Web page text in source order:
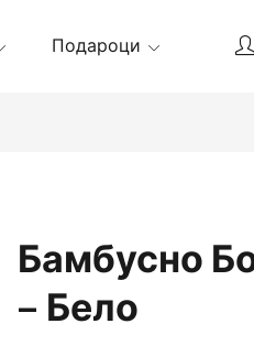
Подароци
Бамбусно
– Бело